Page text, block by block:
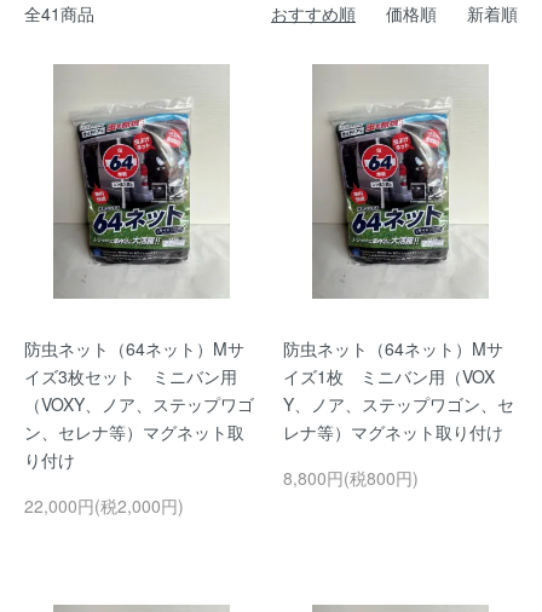
全41商品 おすすめ順 価格順 新着順
防虫ネット（64ネット）Mサ
イズ3枚セット ミニバン用
（VOXY、ノア、ステップワゴ
ン、セレナ等）マグネット取
り付け
22,000円(税2,000円)
防虫ネット（64ネット）Mサ
イズ1枚 ミニバン用（VOX
Y、ノア、ステップワゴン、セ
レナ等）マグネット取り付け
8,800円(税800円)